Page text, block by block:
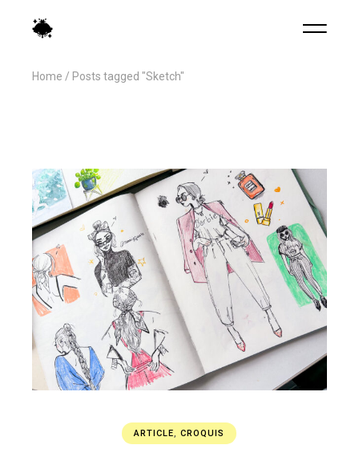
Home Posts tagged "Sketch"
ARTICLE ,CROQUIS